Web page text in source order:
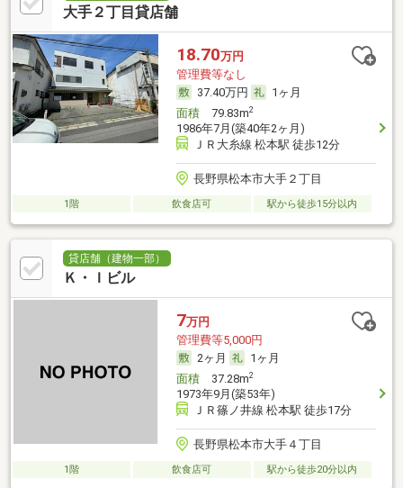
大手２丁目貸店舗
18.70万円
管理費等なし
37.40万円
1ヶ月
面積79.83m2
1986年7月(築40年2ヶ月)
ＪＲ大糸線 松本駅 徒歩12分
長野県松本市大手２丁目
1階 飲食店可 駅から徒歩15分以内
貸店舗（建物一部）
Ｋ・Ｉビル
7万円
管理費等5,000円
2ヶ月
1ヶ月
面積37.28m2
1973年9月(築53年)
ＪＲ篠ノ井線 松本駅 徒歩17分
長野県松本市大手４丁目
1階 飲食店可 駅から徒歩20分以内